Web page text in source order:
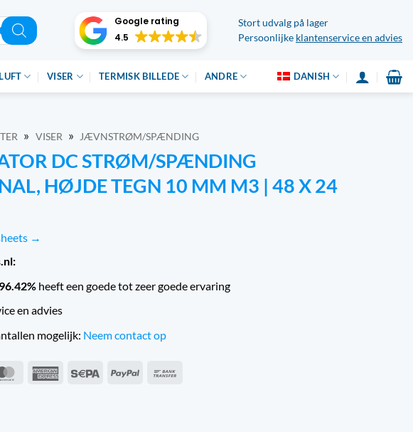
Google rating
4.5
Stort udvalg på lager
Persoonlijke klantenservice en advies
LUFT VISER TERMISK BILLEDE ANDRE DANISH
» VISER » JÆVNSTRØM/SPÆNDING
DC STRØM/SPÆNDING
HØJDE TEGN 10 MM M3 | 48 X 24
→
96.42% heeft een goede tot zeer goede ervaring
en advies
mogelijk: Neem contact op
MasterCardAmerican Sepa PayPal